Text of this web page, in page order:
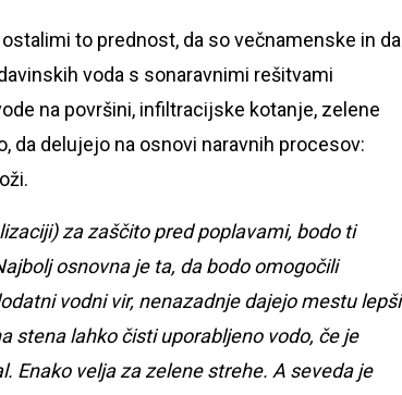
to prednost, da so večnamenske in da
voda s sonaravnimi rešitvami
na površini, infiltracijske kotanje, zelene
da delujejo na osnovi naravnih procesov:
za zaščito pred poplavami, bodo ti
osnovna je ta, da bodo omogočili
vodni vir, nenazadnje dajejo mestu lepši
stena lahko čisti uporabljeno vodo, če je
Enako velja za zelene strehe. A seveda je